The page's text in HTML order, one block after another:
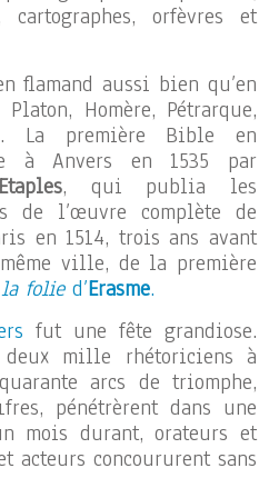
cartographes, orfèvres et
flamand aussi bien qu’en
Homère, Pétrarque,
La première Bible en
à Anvers en 1535 par
, qui publia les
de l’œuvre complète de
en 1514, trois ans avant
ville, de la première
la folied’Erasme.
fut une fête grandiose.
mille rhétoriciens à
arcs de triomphe,
pénétrèrent dans une
mois durant, orateurs et
acteurs concoururent sans